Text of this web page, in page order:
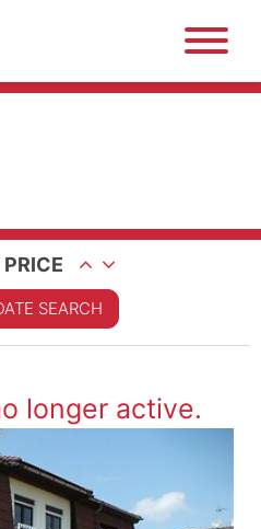
SEARCH
longer active.